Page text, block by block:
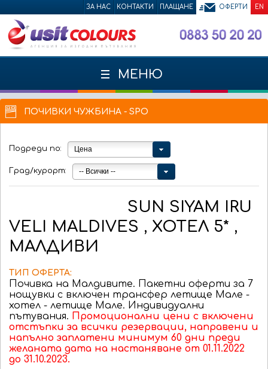
ЗА НАС КОНТАКТИ ПЛАЩАНЕ ОФЕРТИ EN
МЕНЮ
ПОЧИВКИ ЧУЖБИНА - SPO
Подреди по: Цена
Град/курорт: -- Всички --
SUN SIYAM IRU
VELI MALDIVES , ХОТЕЛ 5* ,
МАЛДИВИ
ТИП ОФЕРТА:
Почивка на Малдивите. Пакетни оферти за 7
нощувки с включен трансфер летище Мале -
хотел - летище Мале. Индивидуални
пътувания. Промоционални цени с включени
отстъпки за всички резервации, направени и
напълно заплатени минимум 60 дни преди
желаната дата на настаняване от 01.11.2022
до 31.10.2023.